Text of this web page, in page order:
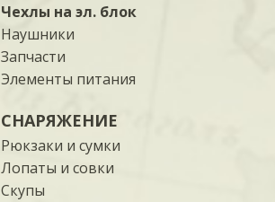
Чехлы на эл. блок
Наушники
Запчасти
Элементы питания
СНАРЯЖЕНИЕ
Рюкзаки и сумки
Лопаты и совки
Скупы